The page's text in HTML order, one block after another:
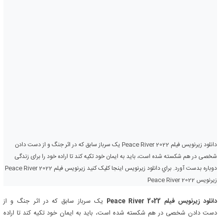
دانلود زیرنویس فیلم Peace River 2022 یک سرباز سابق که در اثر جنگ و از دست دادن
شخصی در هم شکسته شده است، باید به ایمان خود تکیه کند تا اراده خود را برای زندگی
دوباره بدست آورد. براي دانلود زيرنويس اينجا کليک کنيد زیرنویس فیلم Peace River 2022
زیرنویس Peace River 2022
دانلود زیرنویس فیلم Peace River 2022
یک سرباز سابق که در اثر جنگ و از
دست دادن شخصی در هم شکسته شده است، باید به ایمان خود تکیه کند تا اراده